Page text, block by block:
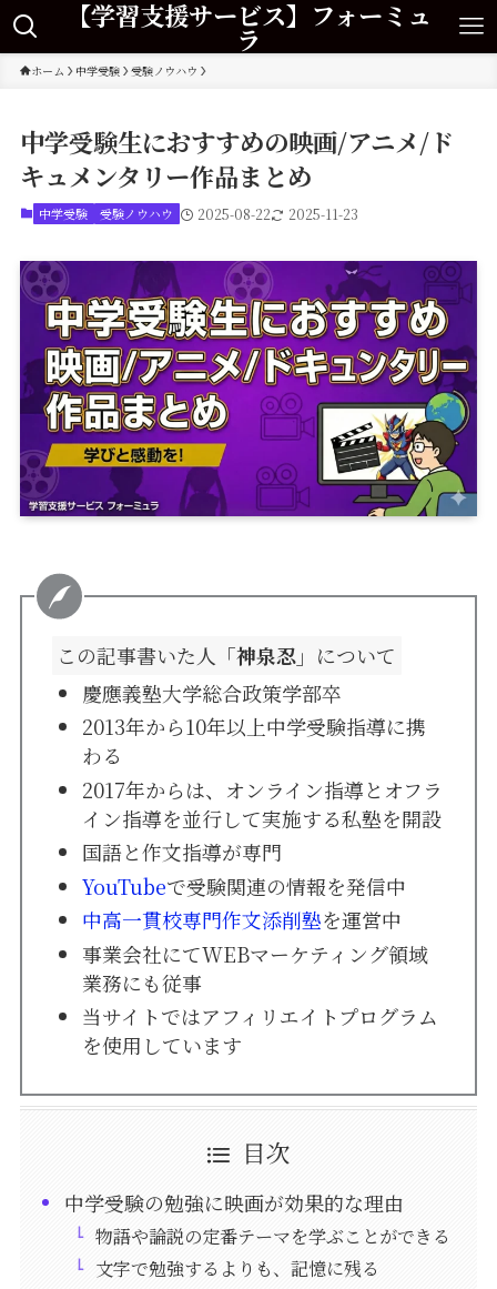
【学習支援サービス】フォーミュ
ラ
ホーム 中学受験 受験ノウハウ
中学受験生におすすめの映画/アニメ/ド
キュメンタリー作品まとめ
中学受験 受験ノウハウ 2025-08-22 2025-11-23
この記事書いた人 「神泉忍」 について
慶應義塾大学総合政策学部卒
2013年から10年以上中学受験指導に携
わる
2017年からは、オンライン指導とオフラ
イン指導を並行して実施する私塾を開設
国語と作文指導が専門
YouTubeで受験関連の情報を発信中
中高一貫校専門作文添削塾を運営中
事業会社にてWEBマーケティング領域
業務にも従事
当サイトではアフィリエイトプログラム
を使用しています
目次
中学受験の勉強に映画が効果的な理由
物語や論説の定番テーマを学ぶことができる
文字で勉強するよりも、記憶に残る